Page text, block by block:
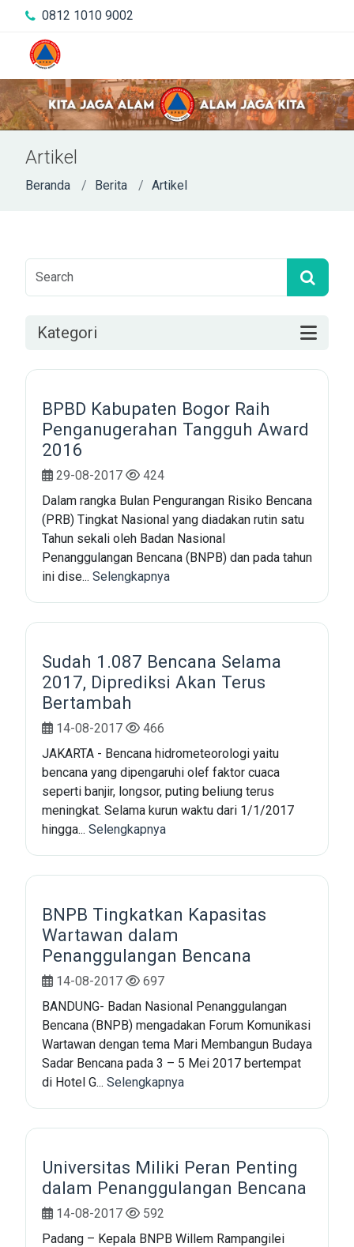
0812 1010 9002
Artikel
Beranda Berita Artikel
Kategori
BPBD Kabupaten Bogor Raih
Penganugerahan Tangguh Award
2016
29-08-2017
424
Dalam rangka Bulan Pengurangan Risiko Bencana
(PRB) Tingkat Nasional yang diadakan rutin satu
Tahun sekali oleh Badan Nasional
Penanggulangan Bencana (BNPB) dan pada tahun
ini dise... Selengkapnya
Sudah 1.087 Bencana Selama
2017, Diprediksi Akan Terus
Bertambah
14-08-2017
466
JAKARTA - Bencana hidrometeorologi yaitu
bencana yang dipengaruhi olef faktor cuaca
seperti banjir, longsor, puting beliung terus
meningkat. Selama kurun waktu dari 1/1/2017
hingga... Selengkapnya
BNPB Tingkatkan Kapasitas
Wartawan dalam
Penanggulangan Bencana
14-08-2017
697
BANDUNG- Badan Nasional Penanggulangan
Bencana (BNPB) mengadakan Forum Komunikasi
Wartawan dengan tema Mari Membangun Budaya
Sadar Bencana pada 3 – 5 Mei 2017 bertempat
di Hotel G... Selengkapnya
Universitas Miliki Peran Penting
dalam Penanggulangan Bencana
14-08-2017
592
Padang – Kepala BNPB Willem Rampangilei